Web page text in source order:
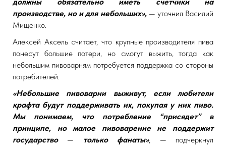
производстве, но и для небольших»,— уточнил Василий
Мищенко.
Алексей Аксель считает, что крупные производителя пива
понесут большие потери, но смогут выжить, тогда как
небольшим пивоварням потребуется поддержка со стороны
потребителей.
«Небольшие пивоварни выживут, если любители
крафта будут поддерживать их, покупая у них пиво.
Мы понимаем, что потребление “присядет” в
принципе, но малое пивоварение не поддержит
государство— только фанаты», — подчеркнул